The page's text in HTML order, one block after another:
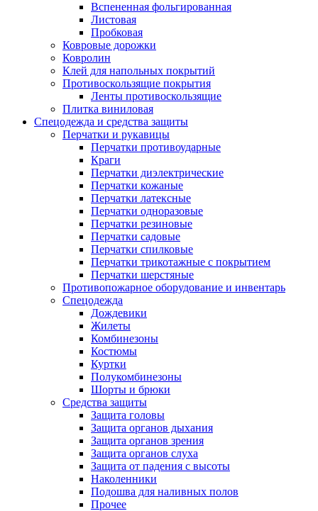
Вспененная фольгированная
Листовая
Пробковая
Ковровые дорожки
Ковролин
Клей для напольных покрытий
Противоскользящие покрытия
Ленты противоскользящие
Плитка виниловая
Спецодежда и средства защиты
Перчатки и рукавицы
Перчатки противоударные
Краги
Перчатки диэлектрические
Перчатки кожаные
Перчатки латексные
Перчатки одноразовые
Перчатки резиновые
Перчатки садовые
Перчатки спилковые
Перчатки трикотажные с покрытием
Перчатки шерстяные
Противопожарное оборудование и инвентарь
Спецодежда
Дождевики
Жилеты
Комбинезоны
Костюмы
Куртки
Полукомбинезоны
Шорты и брюки
Средства защиты
Защита головы
Защита органов дыхания
Защита органов зрения
Защита органов слуха
Защита от падения с высоты
Наколенники
Подошва для наливных полов
Прочее